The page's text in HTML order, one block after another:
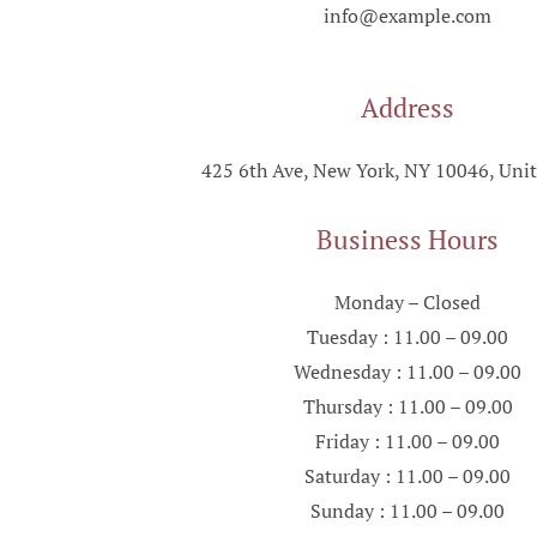
info@example.com
Address
425 6th Ave, New York, NY 10046,
Business Hours
Monday – Closed
Tuesday : 11.00 – 09.00
Wednesday : 11.00 – 09.00
Thursday : 11.00 – 09.00
Friday : 11.00 – 09.00
Saturday : 11.00 – 09.00
Sunday : 11.00 – 09.00